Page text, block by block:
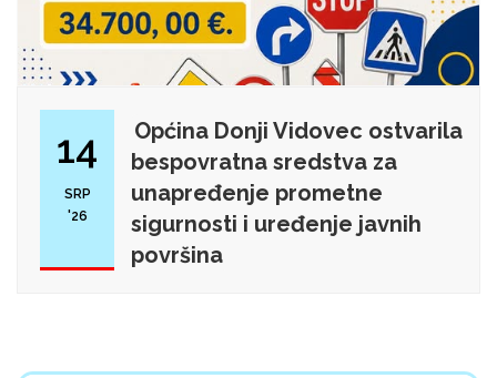
14
SRP
'26
Općina Donji Vidovec ostvarila
bespovratna sredstva za
unapređenje prometne
sigurnosti i uređenje javnih
površina